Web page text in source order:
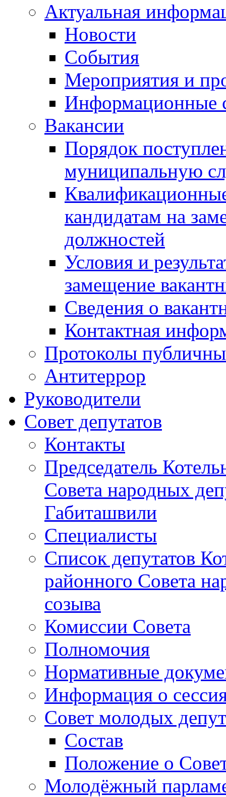
Актуальная
Новости
События
Мероприятия и
Информационные
Вакансии
Порядок
муниципальную
кандидатам на
должностей
Условия и
замещение
Сведения о
Контактная
Протоколы
Антитеррор
Руководители
Совет депутатов
Контакты
Председатель
Совета народных
Габиташвили
Специалисты
Список депутатов
районного Совета
созыва
Комиссии Совета
Полномочия
Нормативные
Информация о
Совет молодых
Состав
Положение о
Молодёжный